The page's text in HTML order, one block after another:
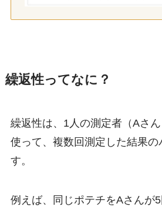
繰返性ってなに？
繰返性は、1人の測定者（Aさ
使って、複数回測定した結果の
す。
例えば、同じポテチをAさんが